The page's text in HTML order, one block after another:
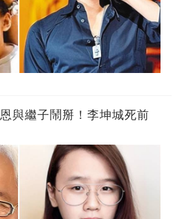
與繼子鬧掰！李坤城死前